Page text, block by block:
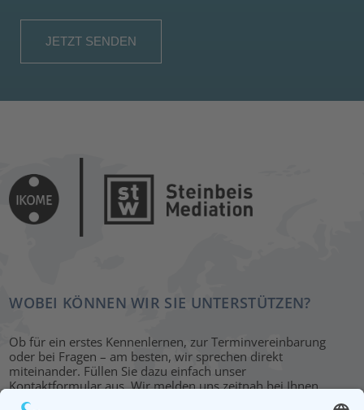
WOBEI KÖNNEN WIR SIE UNTERSTÜTZEN?
Ob für ein erstes Kennenlernen, zur Terminvereinbarung
oder bei Fragen – am besten, wir sprechen direkt
miteinander. Füllen Sie dazu einfach unser
Kontaktformular aus. Wir melden uns zeitnah bei Ihnen.